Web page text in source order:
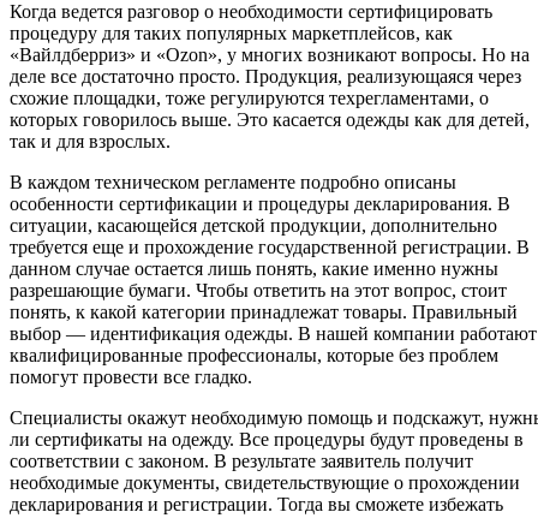
Когда ведется разговор о необходимости сертифицировать
процедуру для таких популярных маркетплейсов, как
«Вайлдберриз» и «Ozon», у многих возникают вопросы. Но на
деле все достаточно просто. Продукция, реализующаяся через
схожие площадки, тоже регулируются техрегламентами, о
которых говорилось выше. Это касается одежды как для детей,
так и для взрослых.
В каждом техническом регламенте подробно описаны
особенности сертификации и процедуры декларирования. В
ситуации, касающейся детской продукции, дополнительно
требуется еще и прохождение государственной регистрации. В
данном случае остается лишь понять, какие именно нужны
разрешающие бумаги. Чтобы ответить на этот вопрос, стоит
понять, к какой категории принадлежат товары. Правильный
выбор — идентификация одежды. В нашей компании работают
квалифицированные профессионалы, которые без проблем
помогут провести все гладко.
Специалисты окажут необходимую помощь и подскажут,
ли сертификаты на одежду. Все процедуры будут проведены в
соответствии с законом. В результате заявитель получит
необходимые документы, свидетельствующие о прохождении
декларирования и регистрации. Тогда вы сможете избежать